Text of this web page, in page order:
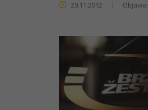
29.11.2012 Objavio: